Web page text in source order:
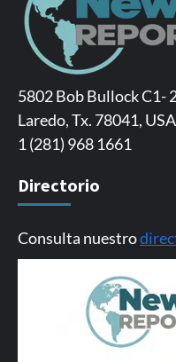
5802 Bob Bullock C1-
Laredo, Tx. 78041, USA
1 (281) 968 1661
Directorio
Consulta nuestro